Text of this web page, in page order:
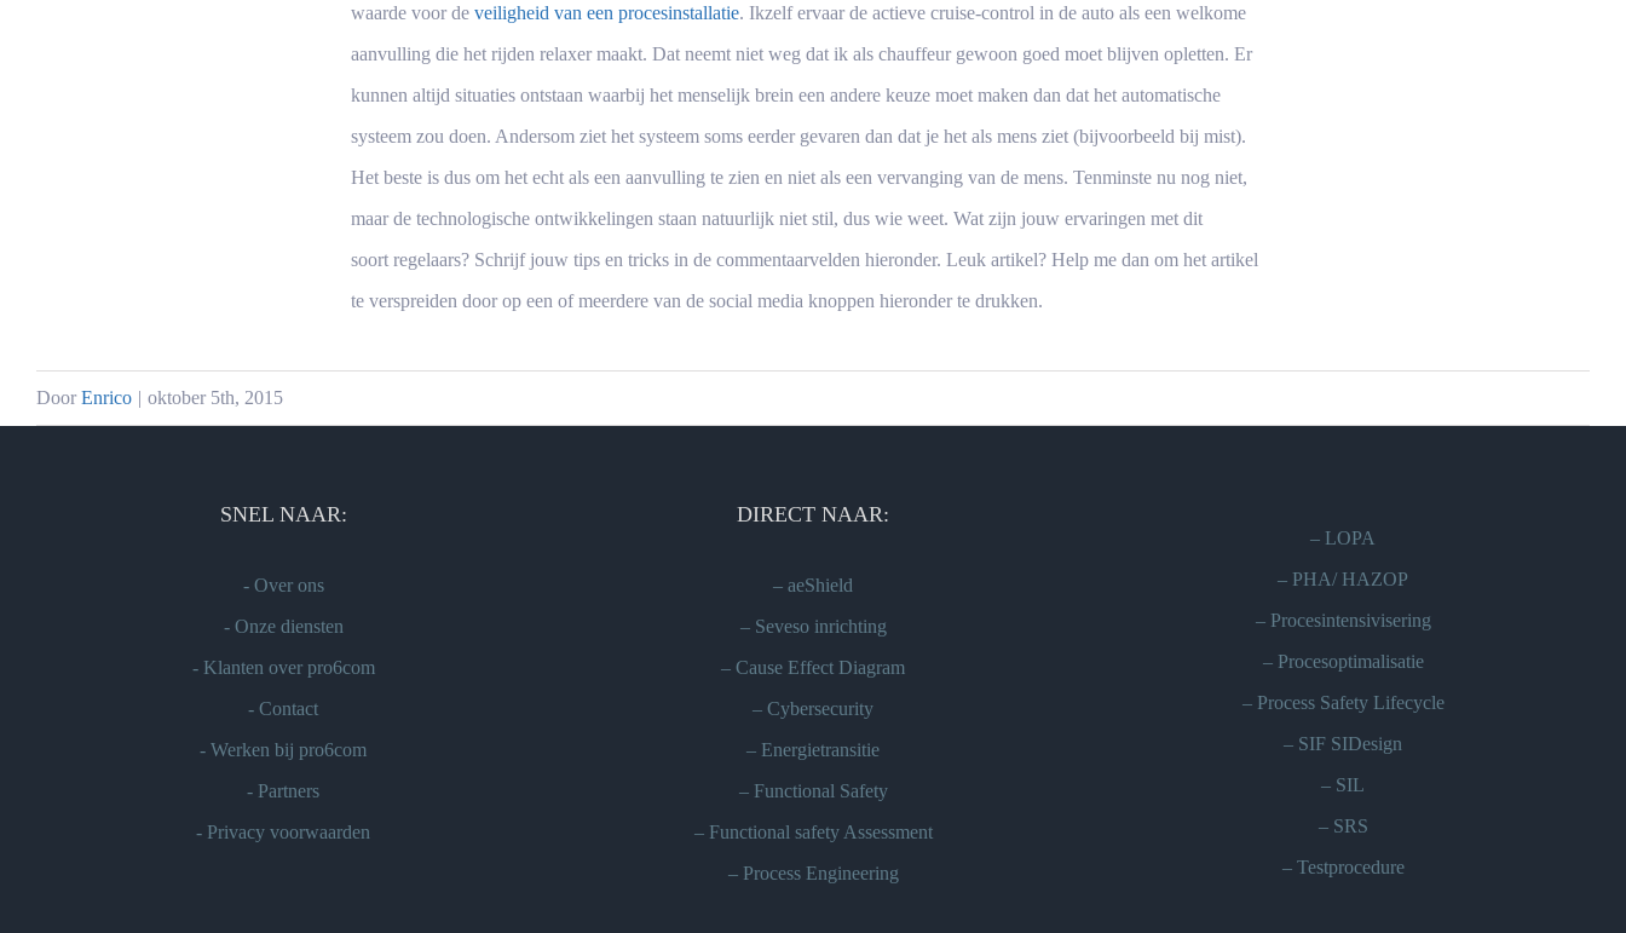
waarde voor de veiligheid van een procesinstallatie. Ikzelf ervaar de actieve cruise-control in de auto als een welkome
aanvulling die het rijden relaxer maakt. Dat neemt niet weg dat ik als chauffeur gewoon goed moet blijven opletten. Er
kunnen altijd situaties ontstaan waarbij het menselijk brein een andere keuze moet maken dan dat het automatische
systeem zou doen. Andersom ziet het systeem soms eerder gevaren dan dat je het als mens ziet (bijvoorbeeld bij mist).
Het beste is dus om het echt als een aanvulling te zien en niet als een vervanging van de mens. Tenminste nu nog niet,
maar de technologische ontwikkelingen staan natuurlijk niet stil, dus wie weet. Wat zijn jouw ervaringen met dit
soort regelaars? Schrijf jouw tips en tricks in de commentaarvelden hieronder. Leuk artikel? Help me dan om het artikel
te verspreiden door op een of meerdere van de social media knoppen hieronder te drukken.
Door Enrico | oktober 5th, 2015
SNEL NAAR:
- Over ons
- Onze diensten
- Klanten over pro6com
- Contact
- Werken bij pro6com
- Partners
- Privacy voorwaarden
DIRECT NAAR:
– aeShield
– Seveso inrichting
– Cause Effect Diagram
– Cybersecurity
– Energietransitie
– Functional Safety
– Functional safety Assessment
– Process Engineering
– LOPA
– PHA/ HAZOP
– Procesintensivisering
– Procesoptimalisatie
– Process Safety Lifecycle
– SIF SIDesign
– SIL
– SRS
– Testprocedure